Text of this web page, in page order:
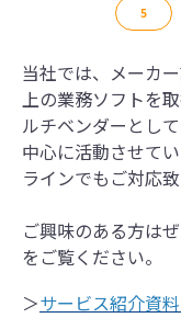
5
当社では、メーカ
上の業務ソフトを
ルチベンダーとし
中心に活動させて
ラインでもご対応致
ご興味のある方は
をご覧ください。
＞サービス紹介資